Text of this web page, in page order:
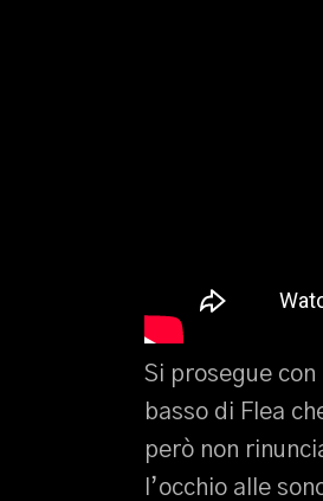
Si prosegue con
basso di Flea
però non
l’occhio alle